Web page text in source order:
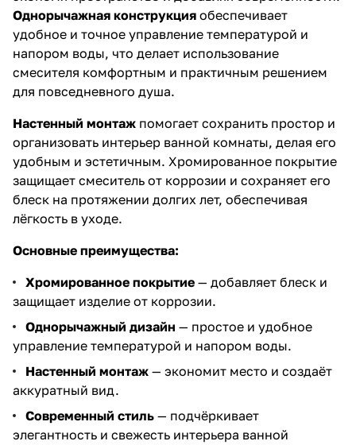
Однорычажная конструкция обеспечивает
удобное и точное управление температурой и
напором воды, что делает использование
смесителя комфортным и практичным решением
для повседневного душа.
Настенный монтаж помогает сохранить простор и
организовать интерьер ванной комнаты, делая его
удобным и эстетичным. Хромированное покрытие
защищает смеситель от коррозии и сохраняет его
блеск на протяжении долгих лет, обеспечивая
лёгкость в уходе.
Основные преимущества:
Хромированное покрытие — добавляет блеск и
защищает изделие от коррозии.
Однорычажный дизайн — простое и удобное
управление температурой и напором воды.
Настенный монтаж — экономит место и создаёт
аккуратный вид.
Современный стиль — подчёркивает
элегантность и свежесть интерьера ванной